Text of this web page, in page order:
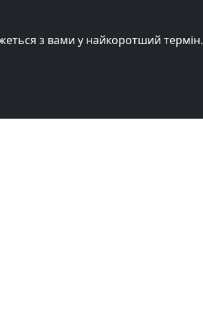
з вами у найкоротший термін.